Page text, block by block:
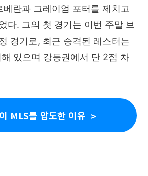
란과 그레이엄 포터를 제치고
다. 그의 첫 경기는 이번 주말 브
경기로, 최근 승격된 레스터는
있으며 강등권에서 단 2점 차
MLS를 압도한 이유